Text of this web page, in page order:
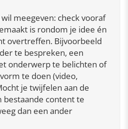
meegeven: check vooraf
is rondom je idee én
overtreffen. Bijvoorbeeld
te bespreken, een
onderwerp te belichten of
te doen (video,
je twijfelen aan de
bestaande content te
dan een ander